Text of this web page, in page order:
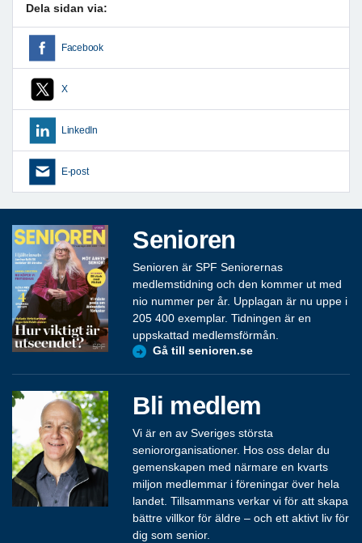
Dela sidan via:
Facebook
X
LinkedIn
E-post
Senioren
Senioren är SPF Seniorernas
medlemstidning och den kommer ut med
nio nummer per år. Upplagan är nu uppe i
205 400 exemplar. Tidningen är en
uppskattad medlemsförmån.
Gå till senioren.se
Bli medlem
Vi är en av Sveriges största
seniororganisationer. Hos oss delar du
gemenskapen med närmare en kvarts
miljon medlemmar i föreningar över hela
landet. Tillsammans verkar vi för att skapa
bättre villkor för äldre – och ett aktivt liv för
dig som senior.